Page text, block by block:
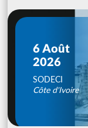
6 Août
2026
SODECI
Côte d'Ivoire